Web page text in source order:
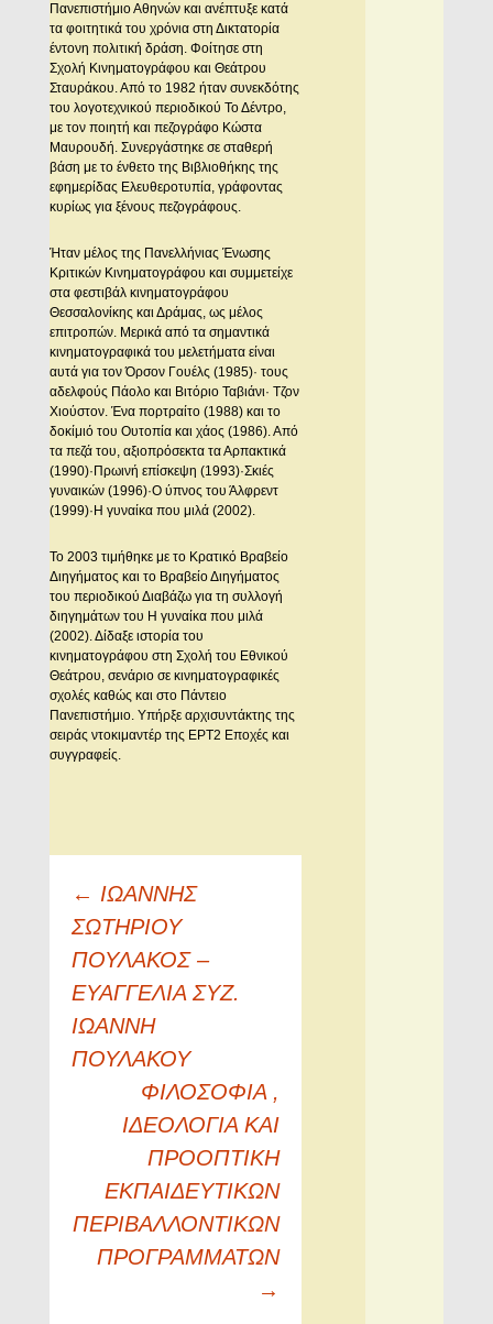
Πανεπιστήμιο Αθηνών και ανέπτυξε κατά
τα φοιτητικά του χρόνια στη Δικτατορία
έντονη πολιτική δράση. Φοίτησε στη
Σχολή Κινηματογράφου και Θεάτρου
Σταυράκου. Από το 1982 ήταν συνεκδότης
του λογοτεχνικού περιοδικού Το Δέντρο,
με τον ποιητή και πεζογράφο Κώστα
Μαυρουδή. Συνεργάστηκε σε σταθερή
βάση με το ένθετο της Βιβλιοθήκης της
εφημερίδας Ελευθεροτυπία, γράφοντας
κυρίως για ξένους πεζογράφους.
Ήταν μέλος της Πανελλήνιας Ένωσης
Κριτικών Κινηματογράφου και συμμετείχε
στα φεστιβάλ κινηματογράφου
Θεσσαλονίκης και Δράμας, ως μέλος
επιτροπών. Μερικά από τα σημαντικά
κινηματογραφικά του μελετήματα είναι
αυτά για τον Όρσον Γουέλς (1985)· τους
αδελφούς Πάολο και Βιτόριο Ταβιάνι· Τζον
Χιούστον. Ένα πορτραίτο (1988) και το
δοκίμιό του Ουτοπία και χάος (1986). Από
τα πεζά του, αξιοπρόσεκτα τα Αρπακτικά
(1990)·Πρωινή επίσκεψη (1993)·Σκιές
γυναικών (1996)·Ο ύπνος του Άλφρεντ
(1999)·Η γυναίκα που μιλά (2002).
Το 2003 τιμήθηκε με το Κρατικό Βραβείο
Διηγήματος και το Βραβείο Διηγήματος
του περιοδικού Διαβάζω για τη συλλογή
διηγημάτων του Η γυναίκα που μιλά
(2002). Δίδαξε ιστορία του
κινηματογράφου στη Σχολή του Εθνικού
Θεάτρου, σενάριο σε κινηματογραφικές
σχολές καθώς και στο Πάντειο
Πανεπιστήμιο. Υπήρξε αρχισυντάκτης της
σειράς ντοκιμαντέρ της ΕΡΤ2 Εποχές και
συγγραφείς.
Πλοήγηση
άρθρων
← ΙΩΑΝΝΗΣ
ΣΩΤΗΡΙΟΥ
ΠΟΥΛΑΚΟΣ –
ΕΥΑΓΓΕΛΙΑ ΣΥΖ.
ΙΩΑΝΝΗ
ΠΟΥΛΑΚΟΥ
ΦΙΛΟΣΟΦΙΑ ,
ΙΔΕΟΛΟΓΙΑ ΚΑΙ
ΠΡΟΟΠΤΙΚΗ
ΕΚΠΑΙΔΕΥΤΙΚΩΝ
ΠΕΡΙΒΑΛΛΟΝΤΙΚΩΝ
ΠΡΟΓΡΑΜΜΑΤΩΝ
→